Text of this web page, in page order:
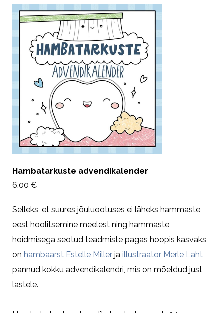
Hambatarkuste advendikalender
6,00 €
Selleks, et suures jõuluootuses ei läheks hammaste
eest hoolitsemine meelest ning hammaste
hoidmisega seotud teadmiste pagas hoopis kasvaks,
on hambaarst Estelle Miller ja illustraator Merle Laht
pannud kokku advendikalendri, mis on mõeldud just
lastele.